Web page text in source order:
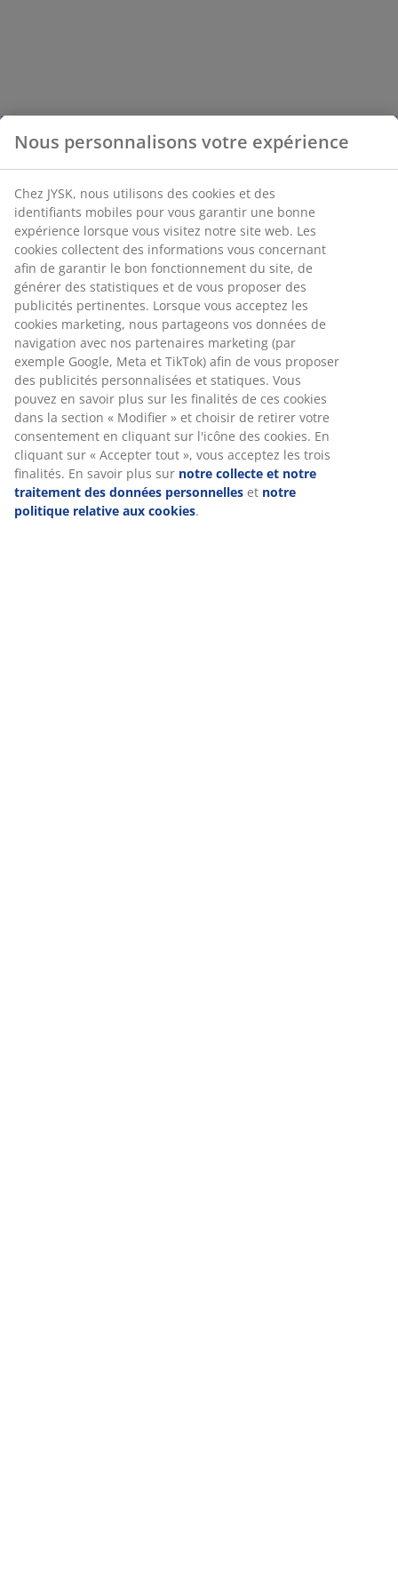
Nous personnalisons votre expérience
Chez JYSK, nous utilisons des cookies et des
identifiants mobiles pour vous garantir une bonne
expérience lorsque vous visitez notre site web. Les
cookies collectent des informations vous concernant
afin de garantir le bon fonctionnement du site, de
générer des statistiques et de vous proposer des
publicités pertinentes. Lorsque vous acceptez les
cookies marketing, nous partageons vos données de
navigation avec nos partenaires marketing (par
exemple Google, Meta et TikTok) afin de vous proposer
des publicités personnalisées et statiques. Vous
pouvez en savoir plus sur les finalités de ces cookies
dans la section « Modifier » et choisir de retirer votre
consentement en cliquant sur l'icône des cookies. En
cliquant sur « Accepter tout », vous acceptez les trois
finalités. En savoir plus sur notre collecte et notre
traitement des données personnelles et notre
politique relative aux cookies.